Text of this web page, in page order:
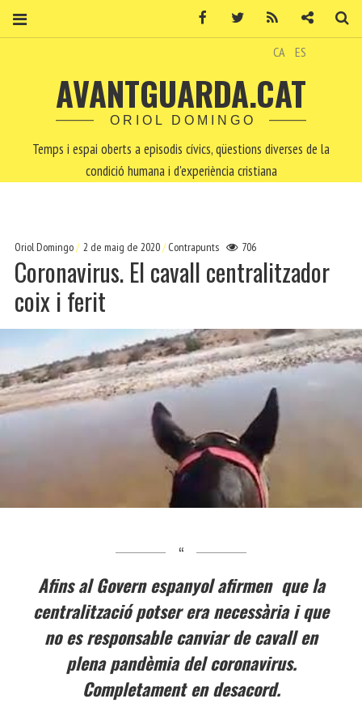
CA ES
AVANTGUARDA.CAT
ORIOL DOMINGO
Temps i espai oberts a episodis cívics, qüestions diverses de la
condició humana i d'experiència cristiana
Oriol Domingo 2 de maig de 2020 Contrapunts 706
Coronavirus. El cavall centralitzador
coix i ferit
Afins al Govern espanyol afirmen que la
centralització potser era necessària i que
no es responsable canviar de cavall en
plena pandèmia del coronavirus.
Completament en desacord.
Facebook Twitter Contacte